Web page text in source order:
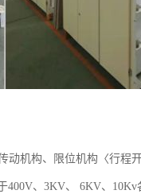
机构、限位机构〈行程
、3KV、 6KV、